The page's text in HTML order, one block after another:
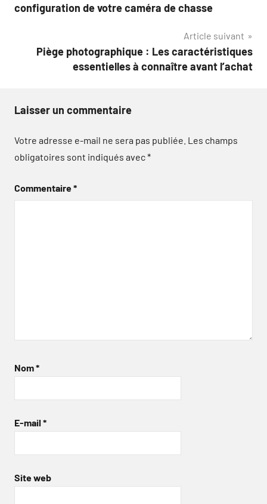
l’article
configuration de votre caméra de chasse
Article suivant
Piège photographique : Les caractéristiques
essentielles à connaître avant l’achat
Laisser un commentaire
Votre adresse e-mail ne sera pas publiée. Les champs
obligatoires sont indiqués avec*
Commentaire*
Nom*
E-mail *
Site web